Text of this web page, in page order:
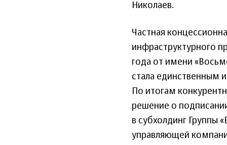
Николаев.
Частная
инфраструктурного
года от имени
стала единственным
По итогам
решение о
в субхолдинг Группы
управляющей